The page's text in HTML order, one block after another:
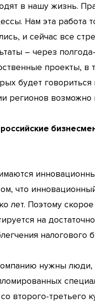
в нашу жизнь.
Нам эта работа
и сейчас все
– через
проекты, в
будет
регионов
что
лет. Поэтому
на
налогового
нужны
второго-третьего